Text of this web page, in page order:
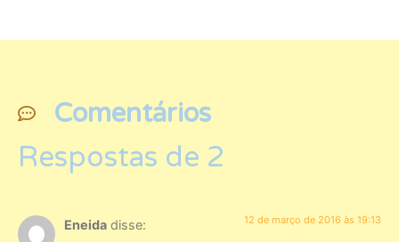
Comentários
Respostas de 2
Eneida disse: 12 de março de 2016 às 19:13